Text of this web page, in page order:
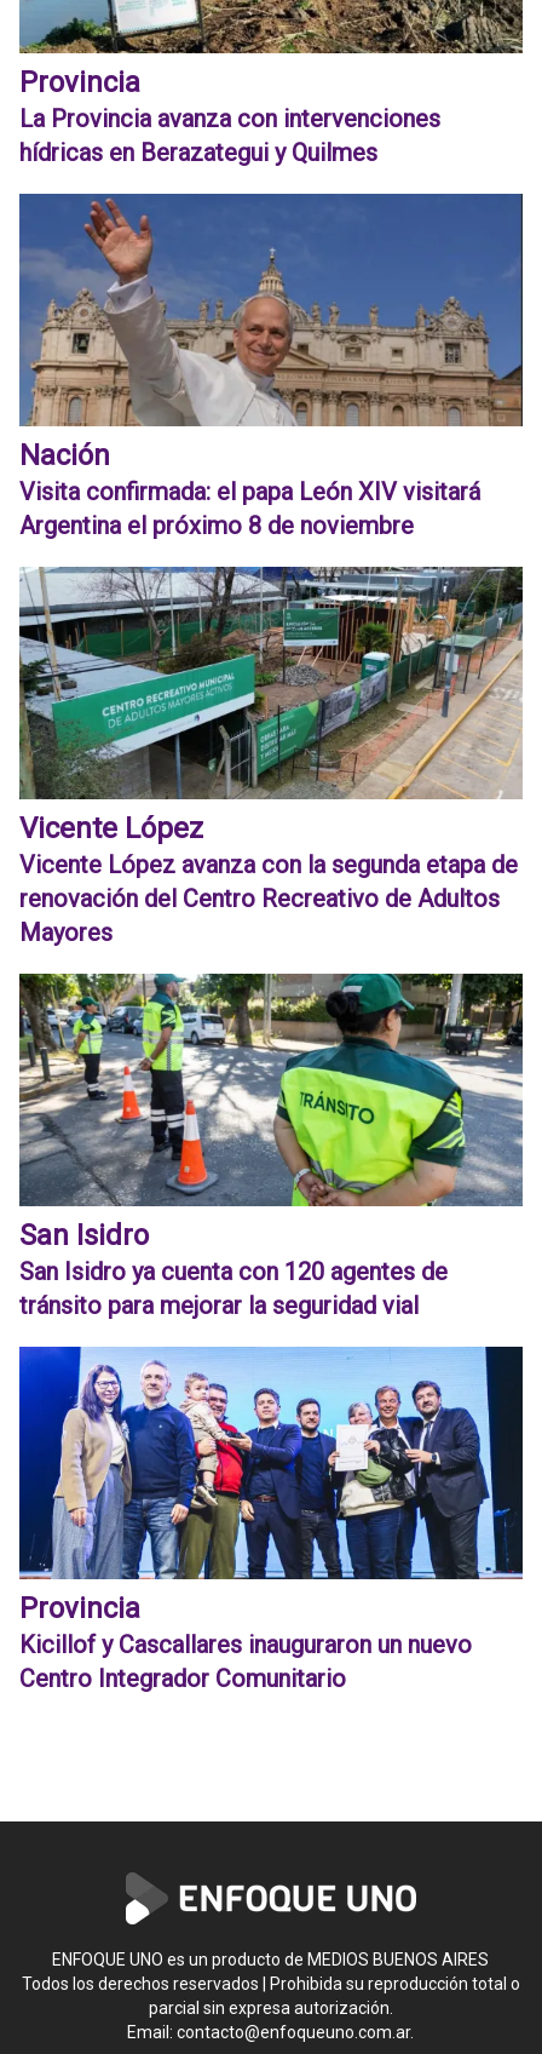
Provincia
La Provincia avanza con intervenciones
hídricas en Berazategui y Quilmes
Nación
Visita confirmada: el papa León XIV visitará
Argentina el próximo 8 de noviembre
Vicente López
Vicente López avanza con la segunda etapa de
renovación del Centro Recreativo de Adultos
Mayores
San Isidro
San Isidro ya cuenta con 120 agentes de
tránsito para mejorar la seguridad vial
Provincia
Kicillof y Cascallares inauguraron un nuevo
Centro Integrador Comunitario
ENFOQUE UNO es un producto de MEDIOS BUENOS AIRES
Todos los derechos reservados | Prohibida su reproducción total o
parcial sin expresa autorización.
Email:contacto@enfoqueuno.com.ar.